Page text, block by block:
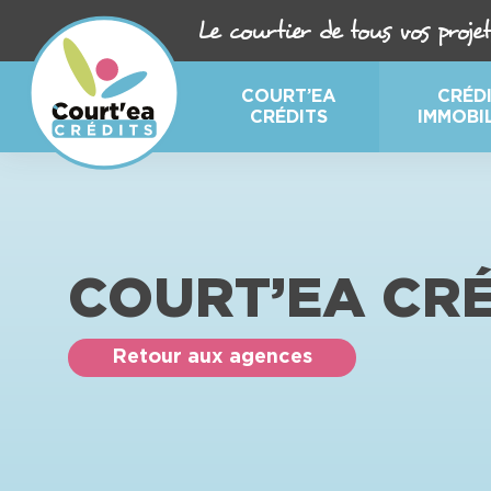
Court’ea Crédits, courtier à
Le courtier de tous vos
COURT’EA
CRÉDITS
COURT’EA
Retour aux agences